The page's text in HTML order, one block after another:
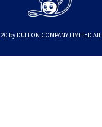
by DULTON COMPANY LIMITED